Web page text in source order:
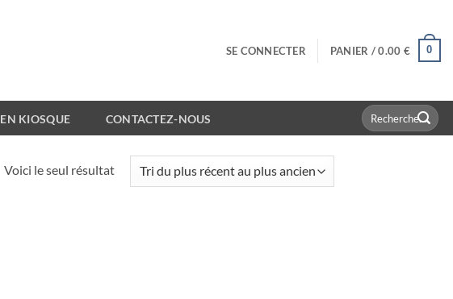
SE CONNECTER PANIER /0.00 € 0
EN KIOSQUE CONTACTEZ-NOUS
Recherche
pour :
Voici le seul résultat